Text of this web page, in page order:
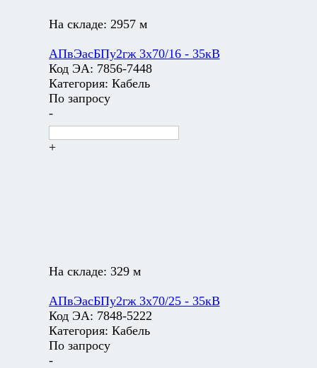
На складе: 2957 м
АПвЭасБПу2гж 3х70/16 - 35кВ
Код ЭА: 7856-7448
Категория: Кабель
По запросу
-
+
На складе: 329 м
АПвЭасБПу2гж 3х70/25 - 35кВ
Код ЭА: 7848-5222
Категория: Кабель
По запросу
-